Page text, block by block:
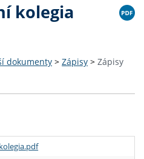
kolegia
dokumenty > Zápisy > Zápisy